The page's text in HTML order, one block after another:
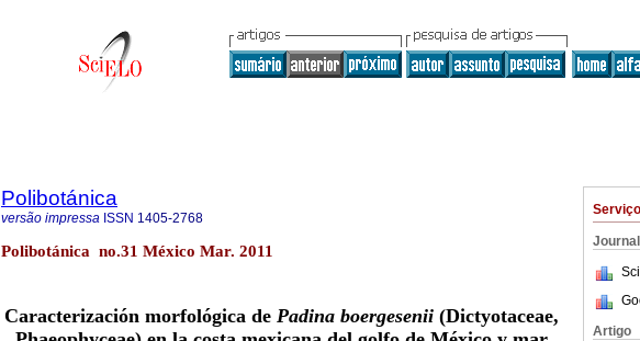
Journal
Artigo
Polibotánica
versão impressa ISSN 1405-2768
Polibotánica no.31 México Mar. 2011
Caracterización morfológica de Padina boergesenii(Dictyotaceae,